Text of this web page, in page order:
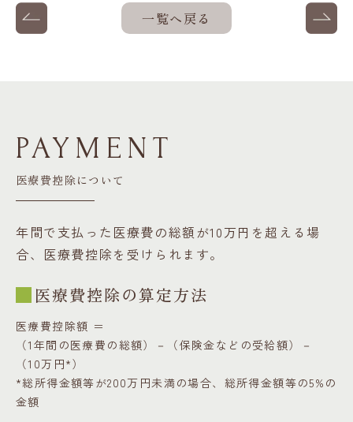
投
ー
シ
ン
一覧へ戻る
PAYMENT
医療費控除について
年間で支払った医療費の総額が10万円を超える場
合、医療費控除を受けられます。
医療費控除の算定方法
医療費控除額 ＝
（1年間の医療費の総額）－（保険金などの受給額）－
（10万円*）
*総所得金額等が200万円未満の場合、総所得金額等の5%の
金額